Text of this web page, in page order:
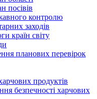
посівів
контролю
заходів
країн світу
планових перевірок
продуктів
безпечності харчових